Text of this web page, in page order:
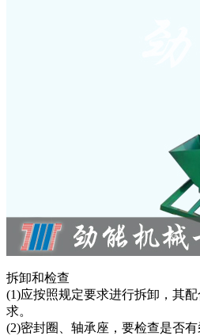
拆卸和检查
(1)应按照规定要求进行拆卸，其
求。
(2)密封圈、轴承座，要检查是否